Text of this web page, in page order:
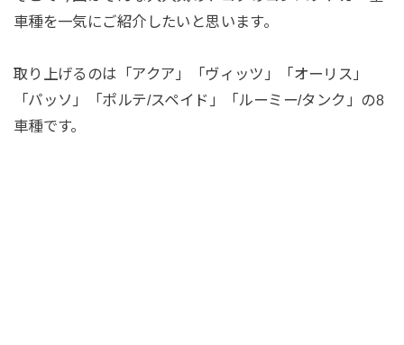
車種を一気にご紹介したいと思います。
取り上げるのは「アクア」「ヴィッツ」「オーリス」
「パッソ」「ポルテ/スペイド」「ルーミー/タンク」の8
車種です。